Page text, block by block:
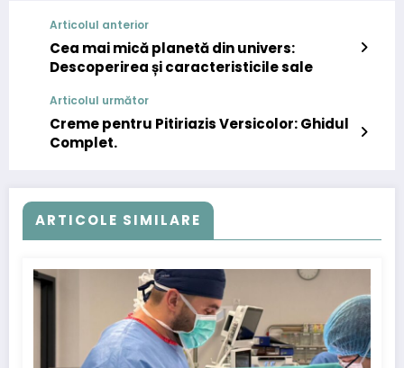
Articolul anterior
Cea mai mică planetă din univers:
Descoperirea și caracteristicile sale
Articolul următor
Creme pentru Pitiriazis Versicolor: Ghidul
Complet.
ARTICOLE SIMILARE